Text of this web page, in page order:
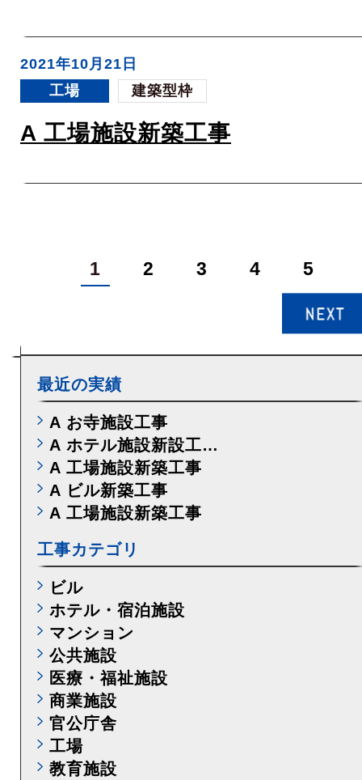
2021年10月21日
工場
建築型枠
A 工場施設新築工事
1 2 3 4 5
最近の実績
A お寺施設工事
A ホテル施設新設工…
A 工場施設新築工事
A ビル新築工事
A 工場施設新築工事
工事カテゴリ
ビル
ホテル・宿泊施設
マンション
公共施設
医療・福祉施設
商業施設
官公庁舎
工場
教育施設